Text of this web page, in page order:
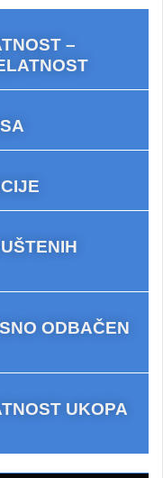
–
ODBAČEN
UKOPA